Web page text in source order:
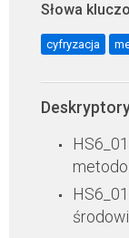
Słowa
cyfryzacja